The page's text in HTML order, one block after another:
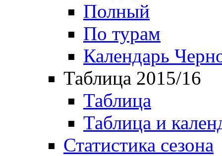
Полный
По турам
Календарь
Таблица 2015/16
Таблица
Таблица и
Статистика сезона